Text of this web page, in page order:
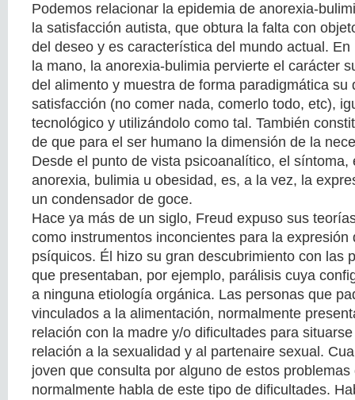
Podemos relacionar la epidemia de anorexia-
la satisfacción autista, que obtura la falta con
del deseo y es característica del mundo actual.
la mano, la anorexia-bulimia pervierte el carácter
del alimento y muestra de forma paradigmática su
satisfacción (no comer nada, comerlo todo, etc),
tecnológico y utilizándolo como tal. También
de que para el ser humano la dimensión de la
Desde el punto de vista psicoanalítico, el síntoma,
anorexia, bulimia u obesidad, es, a la vez, la
un condensador de goce.
Hace ya más de un siglo, Freud expuso sus
como instrumentos inconcientes para la expresión
psíquicos. Él hizo su gran descubrimiento con las
que presentaban, por ejemplo, parálisis cuya
a ninguna etiología orgánica. Las personas que
vinculados a la alimentación, normalmente
relación con la madre y/o dificultades para
relación a la sexualidad y al partenaire sexual.
joven que consulta por alguno de estos
normalmente habla de este tipo de dificultades.